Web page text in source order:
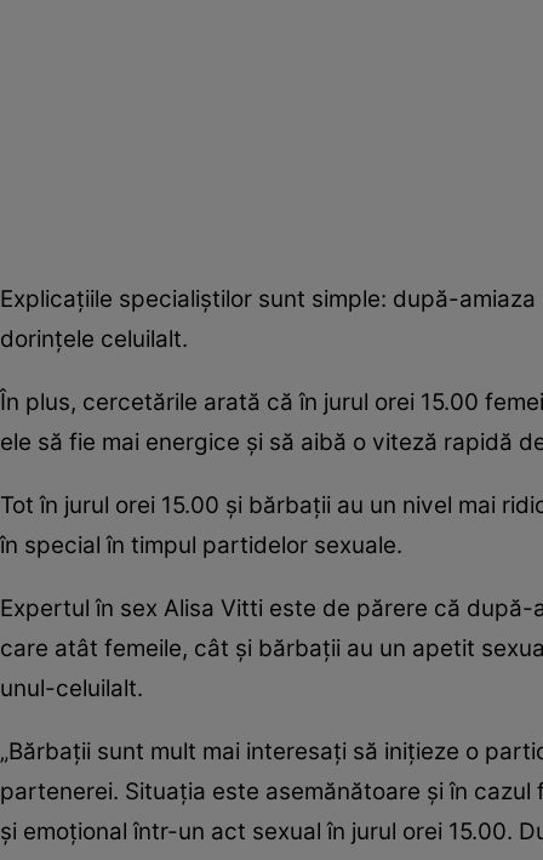
Explicaţiile specialiştilor sunt simple: după-
dorinţele celuilalt.
În plus, cercetările arată că în jurul orei 15.00
ele să fie mai energice şi să aibă o viteză rapidă
Tot în jurul orei 15.00 şi bărbaţii au un nivel mai
în special în timpul partidelor sexuale.
Expertul în sex Alisa Vitti este de părere că
care atât femeile, cât şi bărbaţii au un apetit
unul-celuilalt.
„Bărbaţii sunt mult mai interesaţi să iniţieze o
partenerei. Situaţia este asemănătoare şi în
şi emoţional într-un act sexual în jurul orei 15.00.